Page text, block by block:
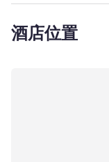
酒店位置